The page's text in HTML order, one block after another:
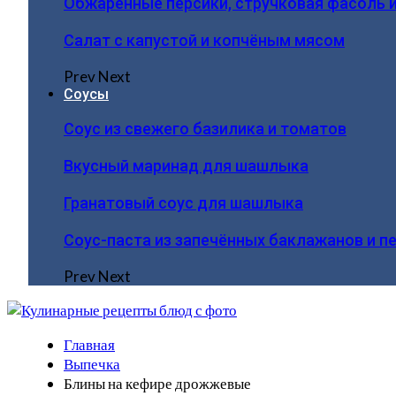
Салат с капустой и копчёным мясом
PrevNext
Соусы
Соус из свежего базилика и томатов
Вкусный маринад для шашлыка
Гранатовый соус для шашлыка
Соус-паста из запечённых баклажанов и
PrevNext
Главная
Выпечка
Блины на кефире дрожжевые